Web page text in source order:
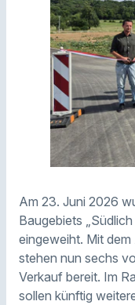
Am 23. Juni 2026
Baugebiets
eingeweiht. Mit
stehen nun sechs
Verkauf bereit. Im
sollen künftig